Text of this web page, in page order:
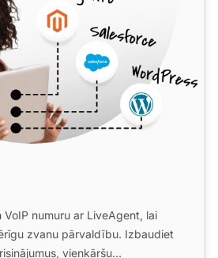
numuru ar LiveAgent, lai
zvanu pārvaldību. Izbaudiet
vienkāršu